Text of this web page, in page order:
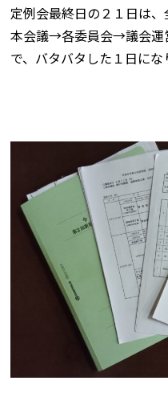
定例会最終日の２１日は
本会議→各委員会→議会運
で、バタバタした１日にな